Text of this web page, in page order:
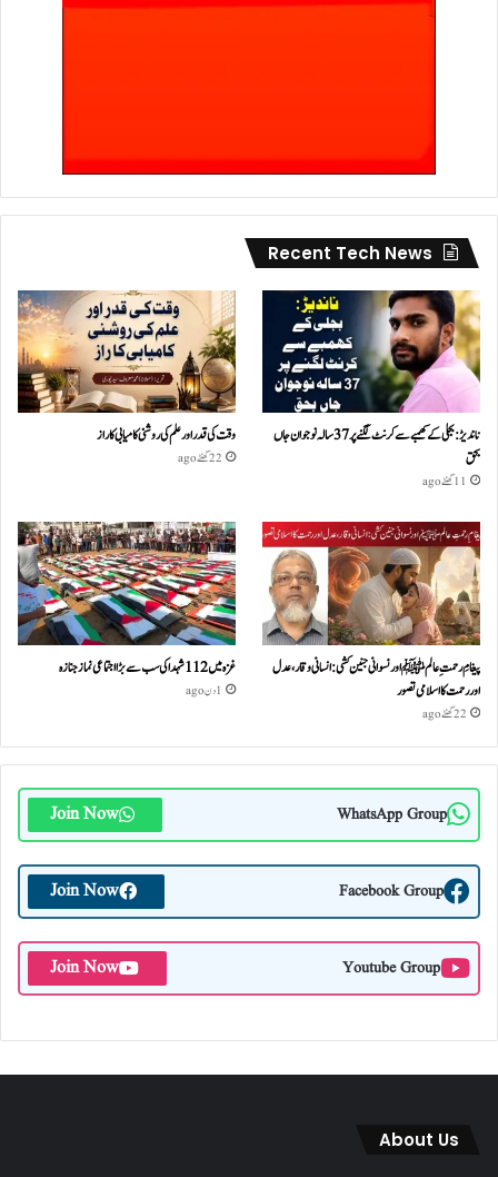
Recent Tech News
ناندیڑ: بجلی کے کھمبے سے کرنٹ لگنے پر 37 سالہ نوجوان جاں
بحق
11 گھنٹے ago
وقت کی قدر اور علم کی روشنی کامیابی کا راز
22 گھنٹے ago
پیغامِ رحمتِ عالمﷺ اور نسوانی جنین کشی: انسانی وقار، عدل
اور رحمت کا اسلامی تصور
22 گھنٹے ago
غزہ میں 112 شہدا کی سب سے بڑا اجتماعی نماز جنازہ
1 دن ago
WhatsApp Group
Join Now
Facebook Group
Join Now
Youtube Group
Join Now
About Us